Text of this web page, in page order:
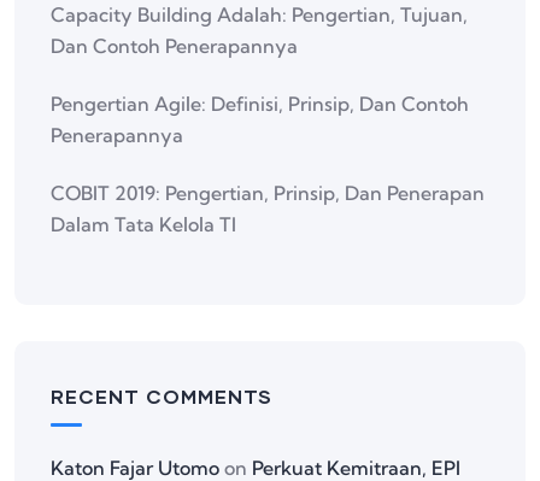
Capacity Building Adalah: Pengertian, Tujuan,
Dan Contoh Penerapannya
Pengertian Agile: Definisi, Prinsip, Dan Contoh
Penerapannya
COBIT 2019: Pengertian, Prinsip, Dan Penerapan
Dalam Tata Kelola TI
RECENT COMMENTS
Katon Fajar Utomo on Perkuat Kemitraan, EPI